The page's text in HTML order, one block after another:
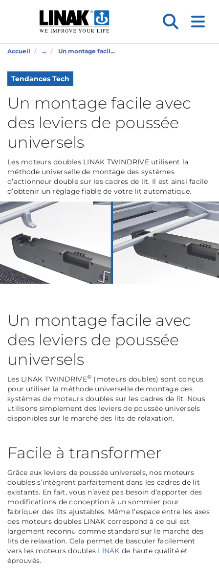
Accueil ... Un montage facil...
Tendances Tech
Un montage facile avec
des leviers de poussée
universels
Les moteurs doubles LINAK TWINDRIVE utilisent la
méthode universelle de montage des systèmes
d’actionneur double sur les cadres de lit. Il est ainsi facile
d’obtenir un réglage fiable de votre lit automatique.
Un montage facile avec
des leviers de poussée
universels
Les LINAK TWINDRIVE® (moteurs doubles) sont conçus
pour utiliser la méthode universelle de montage des
systèmes de moteurs doubles sur les cadres de lit. Nous
utilisons simplement des leviers de poussée universels
disponibles sur le marché des lits de relaxation.
Facile à transformer
Grâce aux leviers de poussée universels, nos moteurs
doubles s’intègrent parfaitement dans les cadres de lit
existants. En fait, vous n’avez pas besoin d’apporter des
modifications de conception à un sommier pour
fabriquer des lits ajustables. Même l’espace entre les axes
des moteurs doubles LINAK correspond à ce qui est
largement reconnu comme standard sur le marché des
lits de relaxation. Cela permet de basculer facilement
vers les moteurs doubles LINAK de haute qualité et
éprouvés.